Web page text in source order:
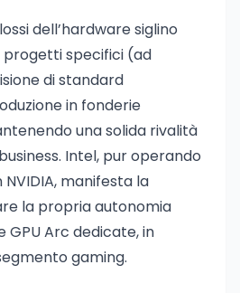
dell’hardware siglino
specifici (ad
di standard
in fonderie
una solida rivalità
Intel, pur operando
manifesta la
la propria autonomia
GPU Arc dedicate, in
gaming.